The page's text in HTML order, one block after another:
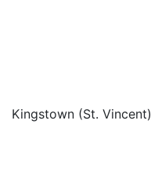
Kingstown (St. Vincent)